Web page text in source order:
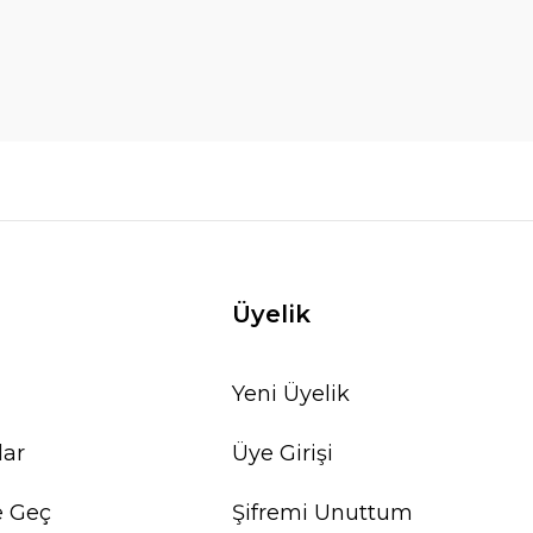
Geç
Üyelik
Yeni Üyelik
Üye Girişi
Şifremi Unuttum